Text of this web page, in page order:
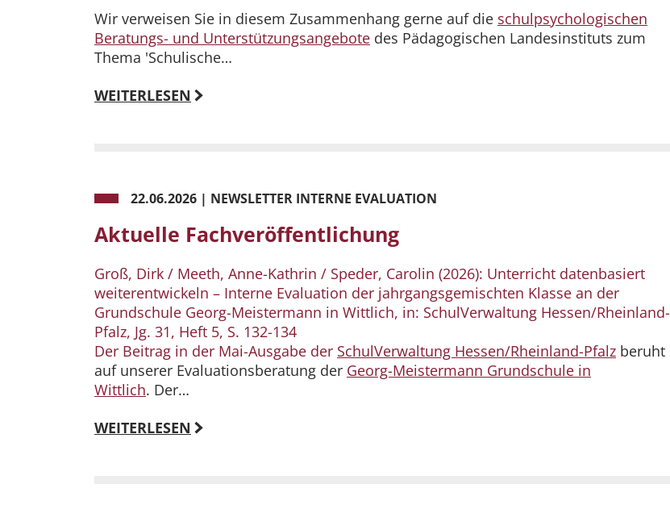
Wir verweisen Sie in diesem Zusammenhang gerne auf die schulpsychologischen
Beratungs- und Unterstützungsangebote des Pädagogischen Landesinstituts zum
Thema 'Schulische…
WEITERLESEN
22.06.2026 | NEWSLETTER INTERNE EVALUATION
Aktuelle Fachveröffentlichung
Groß, Dirk / Meeth, Anne-Kathrin / Speder, Carolin (2026): Unterricht datenbasiert
weiterentwickeln – Interne Evaluation der jahrgangsgemischten Klasse an der
Grundschule Georg-Meistermann in Wittlich, in: SchulVerwaltung Hessen/Rheinland-
Pfalz, Jg. 31, Heft 5, S. 132-134
Der Beitrag in der Mai-Ausgabe der SchulVerwaltung Hessen/Rheinland-Pfalz beruht
auf unserer Evaluationsberatung der Georg-Meistermann Grundschule in
Wittlich. Der…
WEITERLESEN